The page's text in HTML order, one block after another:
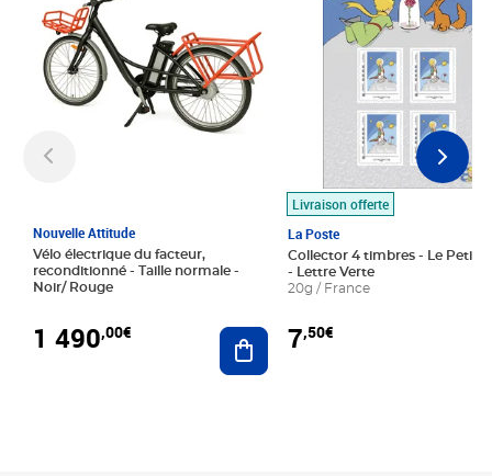
Nouvelle Attitude
Vélo électrique du facteur,
reconditionné - Taille normale -
Noir/ Rouge
1 490,00€ Ajouter au panier
Livraison offerte
La Poste
Collector 4 timbres - Le Petit
- Lettre Verte
20g / France
7,50€